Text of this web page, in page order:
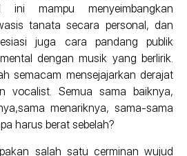
ini mampu menyeimbangkan
tanata secara personal, dan
juga cara pandang publik
dengan musik yang berlirik.
semacam mensejajarkan derajat
vocalist. Semua sama baiknya,
menariknya, sama-sama
harus berat sebelah?
salah satu cerminan wujud